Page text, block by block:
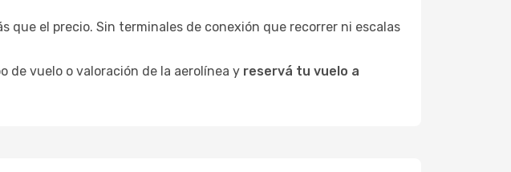
que el precio. Sin terminales de conexión que recorrer ni escalas
de vuelo o valoración de la aerolínea y reservá tu vuelo a